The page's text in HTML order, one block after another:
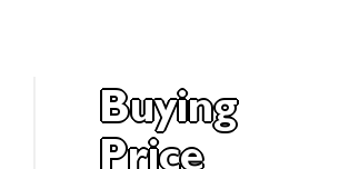
Buying
Price